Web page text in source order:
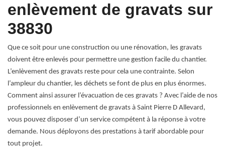
enlèvement de gravats sur
38830
Que ce soit pour une construction ou une rénovation, les gravats
doivent être enlevés pour permettre une gestion facile du chantier.
L’enlèvement des gravats reste pour cela une contrainte. Selon
l’ampleur du chantier, les déchets se font de plus en plus énormes.
Comment ainsi assurer l’évacuation de ces gravats ? Avec l’aide de nos
professionnels en enlèvement de gravats à Saint Pierre D Allevard,
vous pouvez disposer d’un service compétent à la réponse à votre
demande. Nous déployons des prestations à tarif abordable pour
tout projet.